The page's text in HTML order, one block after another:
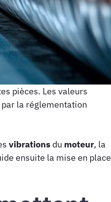
pièces. Les valeurs
la réglementation
vibrations du moteur, la
ensuite la mise en place